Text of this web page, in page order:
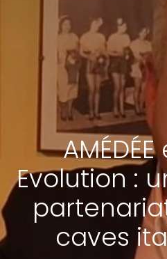
Evolution :
caves